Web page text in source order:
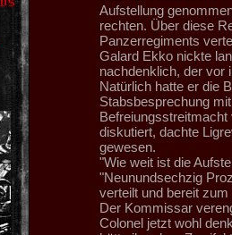
Aufstellung
rechten. Über diese
Panzerregiments
Galard Ekko nickte
nachdenklich, der vor
Natürlich hatte er die
Stabsbesprechung
diskutiert, dachte
gewesen.
"Wie weit ist die
"Neunundsechzig
verteilt und bereit
Der Kommissar
Colonel jetzt wohl